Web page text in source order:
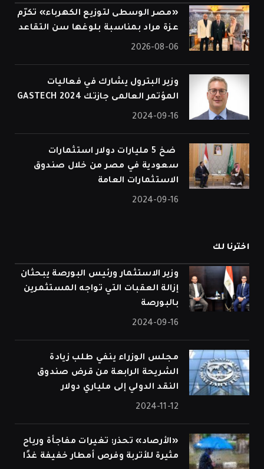
«مصر الوسطى لتوزيع الكهرباء» تكرّم
عزة مراد بمناسبة بلوغها سن التقاعد
2026-08-06
وزير البترول يشارك في فعاليات
المؤتمر العالمى جازتك 2024 GASTECH
2024-09-16
⁠ ضخ 5 مليارات دولار استثمارات
سعودية في مصر من خلال صندوق
الاستثمارات العامة
2024-09-16
اخترنا لك
وزير الاستثمار ورئيس البورصة يبحثان
إزالة العقبات التي تواجه المستثمرين
بالبورصة
2024-09-16
مجلس الوزراء ينفي طلب زيادة
الشريحة الرابعة من قرض صندوق
النقد الدولي إلى ملياري دولار
2024-11-12
«الأرصاد» تحذر: تغيرات مفاجأة ورياح
مثيرة للأتربة وفرص أمطار خفيفة غدًا